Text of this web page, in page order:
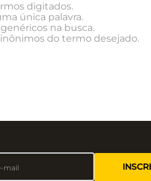
digitados.
única palavra.
na busca.
do termo desejado.